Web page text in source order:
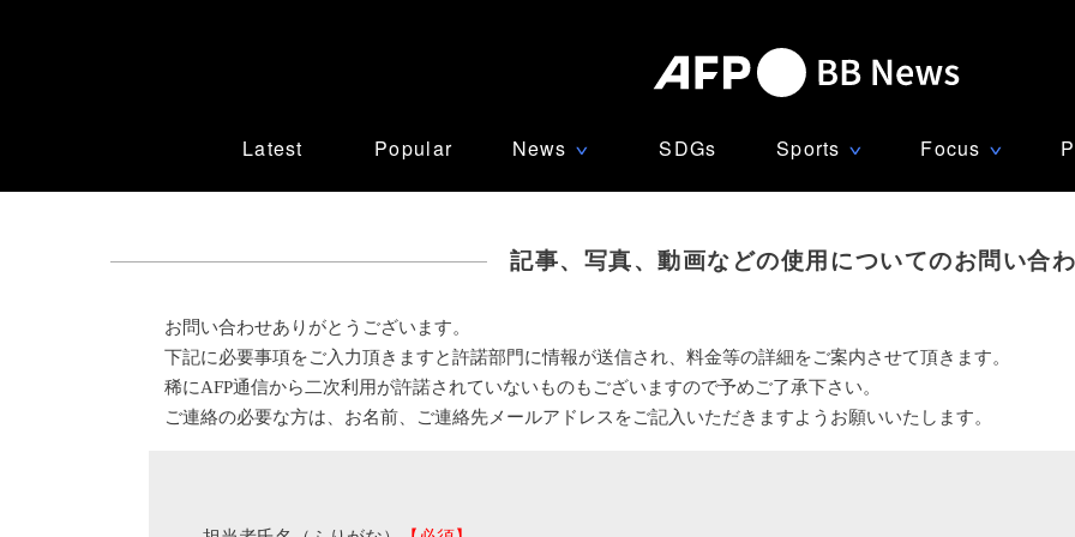
Latest Popular News ∨ SDGs Sports ∨ Focus ∨
記事、写真、動画などの使用についてのお問い合
お問い合わせありがとうございます。
下記に必要事項をご入力頂きますと許諾部門に情報が送信され、料金等の詳細をご案内させて頂きます。
稀にAFP通信から二次利用が許諾されていないものもございますので予めご了承下さい。
ご連絡の必要な方は、お名前、ご連絡先メールアドレスをご記入いただきますようお願いいたします。